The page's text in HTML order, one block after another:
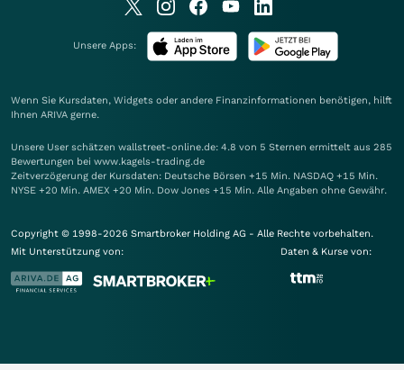
Unsere Apps:
Wenn Sie Kursdaten, Widgets oder andere Finanzinformationen benötigen, hilft
Ihnen ARIVA gerne.
Unsere User schätzen wallstreet-online.de: 4.8 von 5 Sternen ermittelt aus 285
Bewertungen bei www.kagels-trading.de
Zeitverzögerung der Kursdaten: Deutsche Börsen +15 Min. NASDAQ +15 Min.
NYSE +20 Min. AMEX +20 Min. Dow Jones +15 Min. Alle Angaben ohne Gewähr.
Copyright © 1998-2026 Smartbroker Holding AG - Alle Rechte vorbehalten.
Mit Unterstützung von:
Daten & Kurse von: